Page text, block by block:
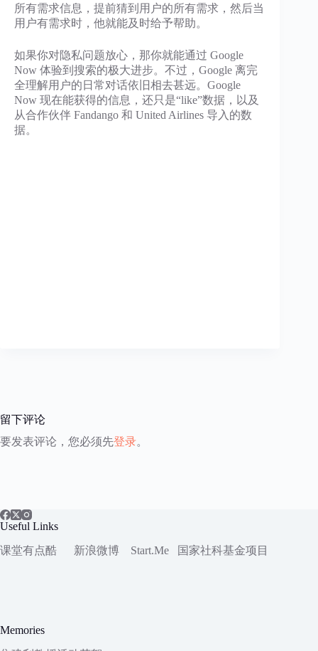
所有需求信息，提前猜到用户的所有需求，然后当
用户有需求时，他就能及时给予帮助。
如果你对隐私问题放心，那你就能通过 Google
Now 体验到搜索的极大进步。不过，Google 离完
全理解用户的日常对话依旧相去甚远。Google
Now 现在能获得的信息，还只是“like”数据，以及
从合作伙伴 Fandango 和 United Airlines 导入的数
据。
留下评论
要发表评论，您必须先登录。
Useful Links
课堂有点酷
新浪微博 Start.Me 国家社科基金项目
Memories